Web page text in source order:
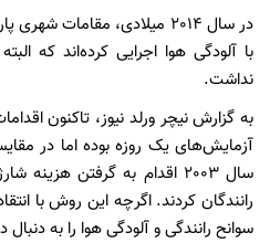
در سال 2014 میلادی، مقامات
با آلودگی هوا اجرایی کرده‌اند که
نداشت.
به گزارش نیچر ورلد نیوز، تاکنون
آزمایش‌های یک روزه بوده اما در
سال 2003 اقدام به گرفتن
رانندگان کردند. اگرچه این روش با
سوانح رانندگی و آلودگی هوا را به